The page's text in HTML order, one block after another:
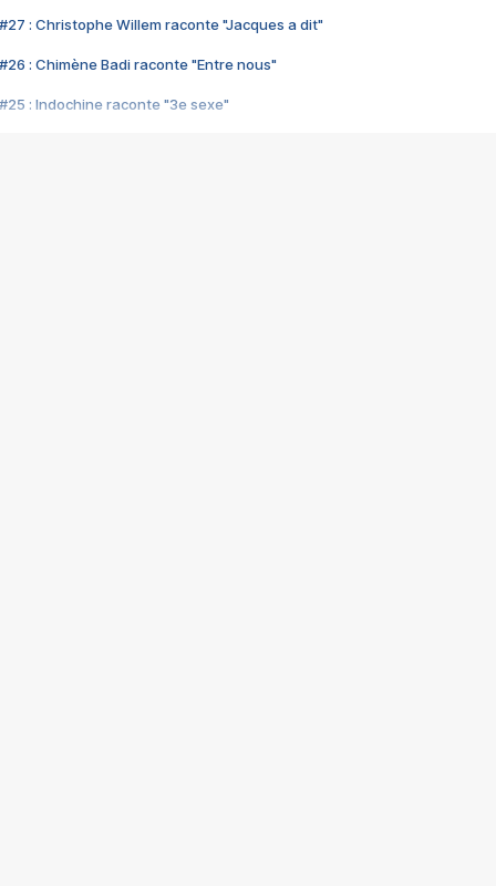
#27 : Christophe Willem raconte "Jacques a dit"
#26 : Chimène Badi raconte "Entre nous"
#25 : Indochine raconte "3e sexe"